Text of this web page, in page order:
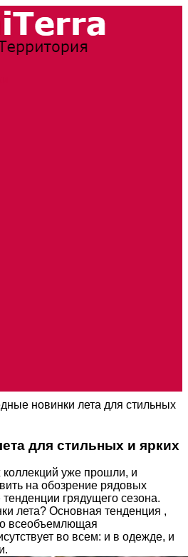
новинки лета для стильных
для стильных и ярких
коллекций уже прошли, и
на обозрение рядовых
грядущего сезона.
лета? Основная тенденция ,
всеобъемлющая
во всем: и в одежде, и